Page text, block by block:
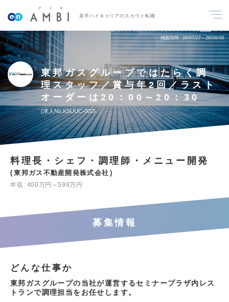
若手ハイキャリアのスカウト転職
掲載期間 26/07/27～26/08/09
東邦ガスグループではたらく調
理スタッフ／賞与年2回／ラスト
オーダーは20：00～20：30
求人No.KSUUC-002
料理長・シェフ・調理師・メニュー開発
東邦ガス不動産開発株式会社
年収 400万円～599万円
募集情報
どんな仕事か
東邦ガスグループの当社が運営するセミナープラザ内レス
トランで調理担当をお任せします。